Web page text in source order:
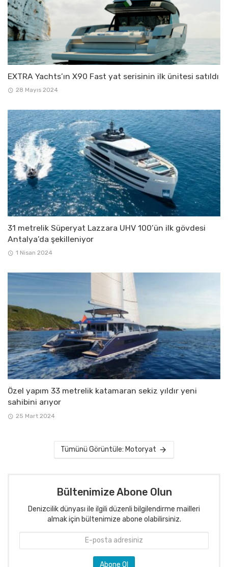
EXTRA Yachts’ın X90 Fast yat serisinin ilk ünitesi satıldı
28 Mayıs 2024
31 metrelik Süperyat Lazzara UHV 100’ün ilk gövdesi
Antalya’da şekilleniyor
1 Nisan 2024
Özel yapım 33 metrelik katamaran sekiz yıldır yeni
sahibini arıyor
25 Mart 2024
Tümünü Görüntüle: Motoryat
Bültenimize Abone Olun
Denizcilik dünyası ile ilgili düzenli bilgilendirme mailleri
almak için bültenimize abone olabilirsiniz.